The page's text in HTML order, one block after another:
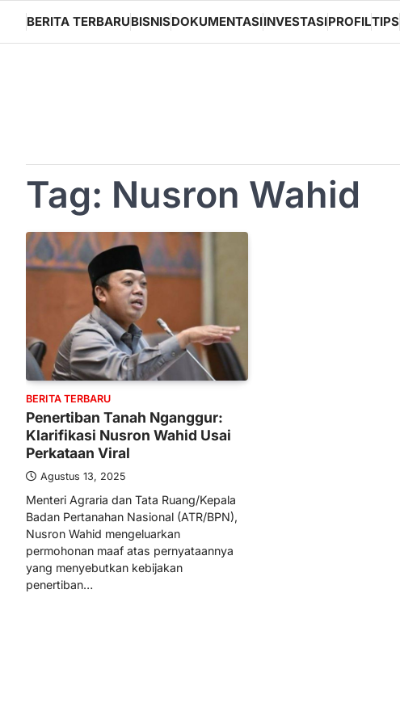
content
BERITA TERBARUBISNISDOKUMENTASIINVESTASIPROFILTIPS
Tag: Nusron Wahid
BERITA TERBARU
Penertiban Tanah Nganggur:
Klarifikasi Nusron Wahid Usai
Perkataan Viral
Agustus 13, 2025
Menteri Agraria dan Tata Ruang/Kepala
Badan Pertanahan Nasional (ATR/BPN),
Nusron Wahid mengeluarkan
permohonan maaf atas pernyataannya
yang menyebutkan kebijakan
penertiban…